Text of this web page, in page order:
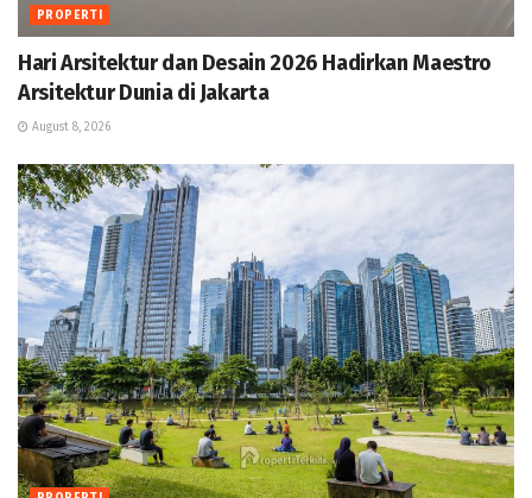
PROPERTI
Hari Arsitektur dan Desain 2026 Hadirkan Maestro
Arsitektur Dunia di Jakarta
August 8, 2026